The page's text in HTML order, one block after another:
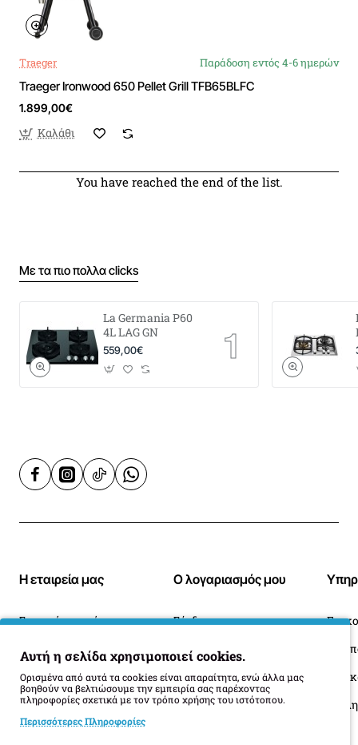
Traeger Παράδοση εντός 4-6 ημερών
Traeger Ironwood 650 Pellet Grill TFB65BLFC
1.899,00€
Καλάθι
You have reached the end of the list.
Με τα πιο πολλα clicks
La Germania P60
4L LAG GN
559,00€
Η εταιρεία μας
Σχετικά με εμάς
Blog
Πληροφορίες Παράδοσης
Όροι Επιστροφής
Ο λογαριασμός μου
Σύνδεση
Ιστορικό Παραγγελιών
Επιστροφές
Αυτή η σελίδα χρησιμοποιεί cookies.
Ορισμένα από αυτά τα cookies είναι απαραίτητα, ενώ άλλα μας
βοηθούν να βελτιώσουμε την εμπειρία σας παρέχοντας
πληροφορίες σχετικά με τον τρόπο χρήσης του ιστότοπου.
Περισσότερες Πληροφορίες